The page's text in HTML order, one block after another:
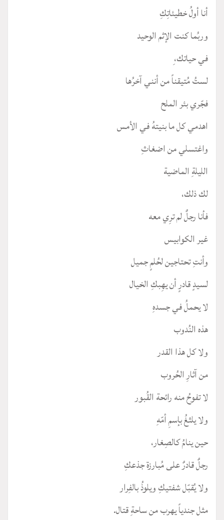
أنا أولُ خطيئاتِكِ
وربُما كنت الإثم الوحيد
في حياتك،ِ
لستُ مُتيقناً من أنني آخرُها
فجّري بئر الملح
اهدمي كل ما بنيتهُ في الأمس
واغتسلي من اضغاثِ
الليلةِ الماضية
لك ذلك،
فأنا رجلٌ لم ترِي معه
غير الكوابيس
وأنتِ تحتاجين لحُلمٍ جميل
لسيدٍ قادرٍ أن يهِبكِ الخيال
لا يحملُ في جسدهِ
هذه النُدوب
ولا كل هذا القدر
من آثارِ الحُروب
لا تفوحُ منه رائحة القُبور
ولا يلثغُ بإسمِ أمّهِ
حين ينامُ كالصِغار،
رجلٌ قادرٌ على مُبارزة جذعكِ
ولا يُقبّل شفتيكِ ويلوذُ بالفِرار
مثل جندياً يهرب من ساحةِ قتال.